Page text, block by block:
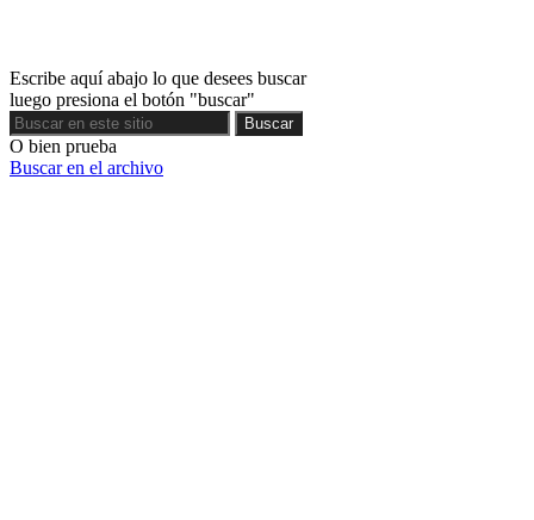
Escribe aquí abajo lo que desees buscar
luego presiona el botón "buscar"
Buscar
Buscar
O bien prueba
Buscar en el archivo